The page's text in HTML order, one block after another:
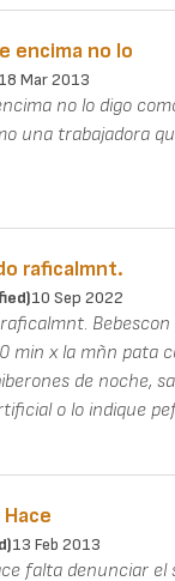
encima no lo
18 Mar 2013
no lo digo
una trabajadora
raficalmnt.
10 Sep 2022
Bebescon
min x la mñn pata
de noche,
o lo indique
13 Feb 2013
falta denunciar el